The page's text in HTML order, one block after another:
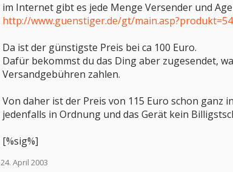
im Internet gibt es jede Menge Versender und
http://www.guenstiger.de/gt/
Da ist der günstigste Preis bei ca 100 Euro.
Dafür bekommst du das Ding aber zugesendet,
Versandgebühren zahlen.
Von daher ist der Preis von 115 Euro schon
jedenfalls in Ordnung und das Gerät kein
[%sig%]
24. April 2003